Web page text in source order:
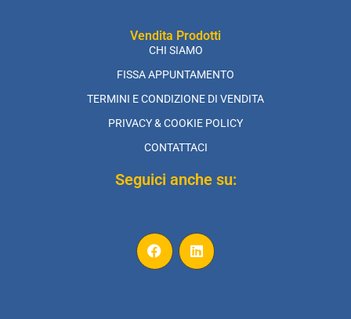
Vendita Prodotti
CHI SIAMO
FISSA APPUNTAMENTO
TERMINI E CONDIZIONE DI VENDITA
PRIVACY & COOKIE POLICY
CONTATTACI
Seguici anche su: